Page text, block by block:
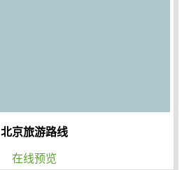
北京旅游路线
在线预览